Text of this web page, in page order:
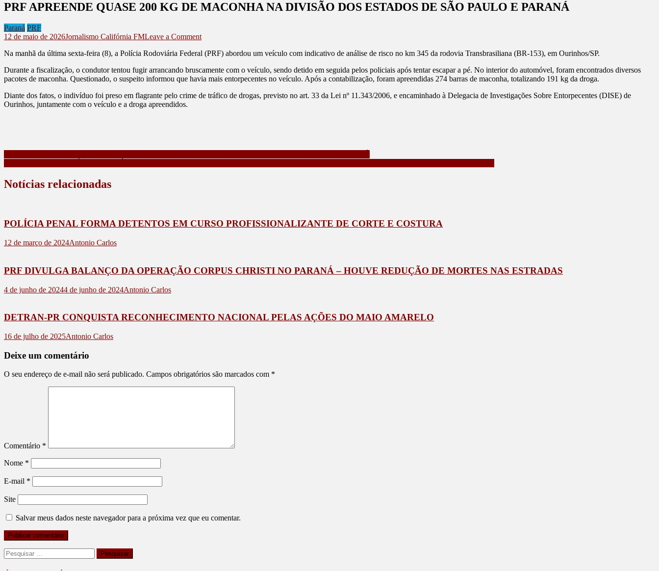
PRF APREENDE QUASE 200 KG DE MACONHA NA DIVISÃO DOS ESTADOS DE SÃO PAULO E PARANÁ
Paraná PRF
12 de maio de 2026Jornalismo Califórnia FMLeave a Commenton
APREENDE
200
KG
MACONHA
SÃO
PAULO
E
Na manhã da última sexta-feira (8), a Polícia Rodoviária Federal (PRF) abordou um veículo com indicativo de análise de risco no km 345 da rodovia Transbrasiliana (BR-153), em Ourinhos/SP.
Durante a fiscalização, o condutor tentou fugir arrancando bruscamente com o veículo, sendo detido em seguida pelos policiais após tentar escapar a pé. No interior do automóvel, foram encontrados diversos
pacotes de maconha. Questionado, o suspeito informou que havia mais entorpecentes no veículo. Após a contabilização, foram apreendidas 274 barras de maconha, totalizando 191 kg da droga.
Diante dos fatos, o indivíduo foi preso em flagrante pelo crime de tráfico de drogas, previsto no art. 33 da Lei nº 11.343/2006, e encaminhado à Delegacia de Investigações Sobre Entorpecentes (DISE) de
Ourinhos, juntamente com o veículo e a droga apreendidos.
Navegação
de
Post
Notícias relacionadas
POLÍCIA PENAL FORMA DETENTOS EM CURSO PROFISSIONALIZANTE DE CORTE E COSTURA
12 de março de 2024Antonio Carlos
PRF DIVULGA BALANÇO DA OPERAÇÃO CORPUS CHRISTI NO PARANÁ – HOUVE REDUÇÃO DE MORTES NAS ESTRADAS
4 de junho de 20244 de junho de 2024Antonio Carlos
DETRAN-PR CONQUISTA RECONHECIMENTO NACIONAL PELAS AÇÕES DO MAIO AMARELO
16 de julho de 2025Antonio Carlos
Deixe um comentário
O seu endereço de e-mail não será publicado. Campos obrigatórios são marcados com *
Comentário *
Nome *
E-mail *
Site
Salvar meus dados neste navegador para a próxima vez que eu comentar.
Pesquisar
por: